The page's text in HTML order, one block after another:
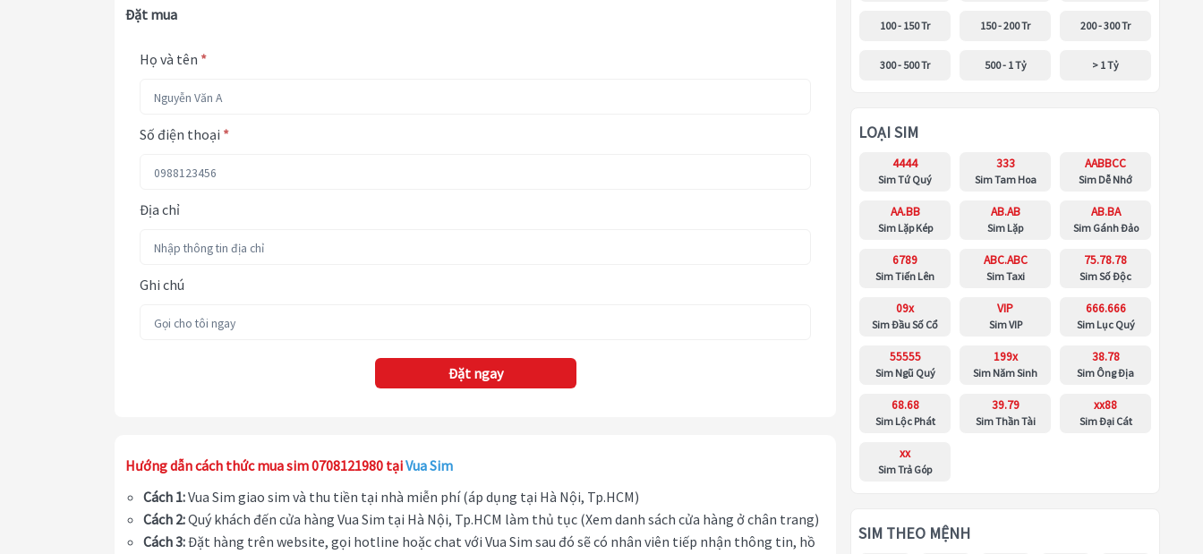
Đặt mua
Họ và tên *
Số điện thoại *
Địa chỉ
Ghi chú
Đặt ngay
Hướng dẫn cách thức mua sim 0708121980 tạiVua Sim
Cách 1:Vua Sim giao sim và thu tiền tại nhà miễn phí (áp dụng tại Hà Nội, Tp.HCM)
Cách 2:Quý khách đến cửa hàng Vua Sim tại Hà Nội, Tp.HCM làm thủ tục (Xem danh sách cửa hàng ở chân trang)
Cách 3:Đặt hàng trên website, gọi hotline hoặc chat với Vua Sim sau đó sẽ có nhân viên tiếp nhận thông tin, hồ
100 - 150 Tr 150 - 200 Tr 200 - 300 Tr
300 - 500 Tr 500 - 1 Tỷ > 1 Tỷ
LOẠI SIM
4444
Sim Tứ Quý
333
Sim Tam Hoa
AABBCC
Sim Dễ Nhớ
AA.BB
Sim Lặp Kép
AB.AB
Sim Lặp
AB.BA
Sim Gánh Đảo
6789
Sim Tiến Lên
ABC.ABC
Sim Taxi
75.78.78
Sim Số Độc
09x
Sim Đầu Số Cổ
VIP
Sim VIP
666.666
Sim Lục Quý
55555
Sim Ngũ Quý
199x
Sim Năm Sinh
38.78
Sim Ông Địa
68.68
Sim Lộc Phát
39.79
Sim Thần Tài
xx88
Sim Đại Cát
xx
Sim Trả Góp
SIM THEO MỆNH